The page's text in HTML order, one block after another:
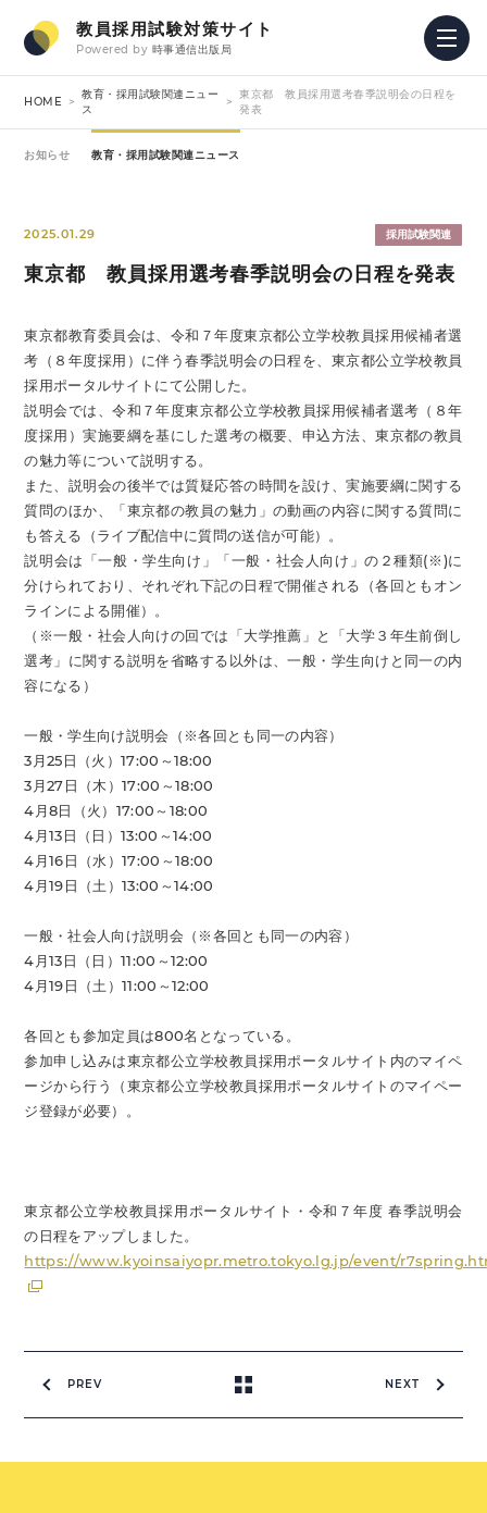
教員採用試験対策サイト
Powered by 時事通信出版局
HOME
教育・採用試験関連ニュー
ス
東京都 教員採用選考春季説明会の日程を
発表
お知らせ 教育・採用試験関連ニュース
2025.01.29 採用試験関連
東京都 教員採用選考春季説明会の日程を発表
東京都教育委員会は、令和７年度東京都公立学校教員採用候補者選
考（８年度採用）に伴う春季説明会の日程を、東京都公立学校教員
採用ポータルサイトにて公開した。
説明会では、令和７年度東京都公立学校教員採用候補者選考（８年
度採用）実施要綱を基にした選考の概要、申込方法、東京都の教員
の魅力等について説明する。
また、説明会の後半では質疑応答の時間を設け、実施要綱に関する
質問のほか、「東京都の教員の魅力」の動画の内容に関する質問に
も答える（ライブ配信中に質問の送信が可能）。
説明会は「一般・学生向け」「一般・社会人向け」の２種類(※)に
分けられており、それぞれ下記の日程で開催される（各回ともオン
ラインによる開催）。
（※一般・社会人向けの回では「大学推薦」と「大学３年生前倒し
選考」に関する説明を省略する以外は、一般・学生向けと同一の内
容になる）
一般・学生向け説明会（※各回とも同一の内容）
3月25日（火）17:00～18:00
3月27日（木）17:00～18:00
4月8日（火）17:00～18:00
4月13日（日）13:00～14:00
4月16日（水）17:00～18:00
4月19日（土）13:00～14:00
一般・社会人向け説明会（※各回とも同一の内容）
4月13日（日）11:00～12:00
4月19日（土）11:00～12:00
各回とも参加定員は800名となっている。
参加申し込みは東京都公立学校教員採用ポータルサイト内のマイペ
ージから行う（東京都公立学校教員採用ポータルサイトのマイペー
ジ登録が必要）。
東京都公立学校教員採用ポータルサイト・令和７年度 春季説明会
の日程をアップしました。
https://www.kyoinsaiyopr.metro.tokyo.lg.jp/event/
PREV NEXT